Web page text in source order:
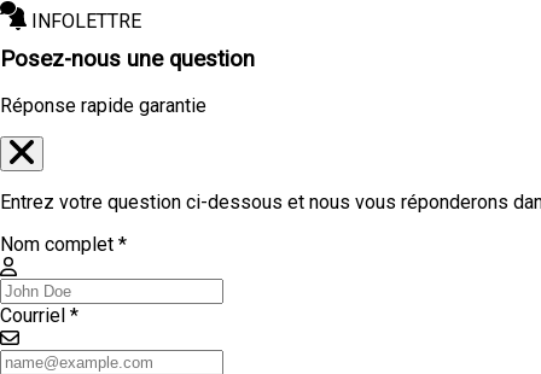
INFOLETTRE
Posez-nous une question
Réponse rapide garantie
Entrez votre question ci-dessous et nous vous réponderons
Nom complet *
Courriel *